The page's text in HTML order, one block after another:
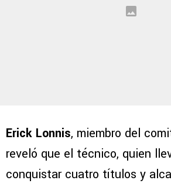
Erick Lonnis, miembro del
reveló que el técnico, quien
conquistar cuatro títulos y